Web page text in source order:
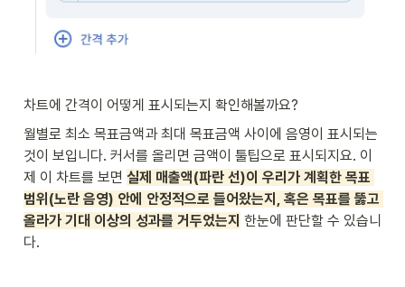
차트에 간격이 어떻게 표시되는지 확인해볼까요?
월별로 최소 목표금액과 최대 목표금액 사이에 음영이 표시되는
것이 보입니다. 커서를 올리면 금액이 툴팁으로 표시되지요. 이
제 이 차트를 보면 실제 매출액(파란 선)이 우리가 계획한 목표
범위(노란 음영) 안에 안정적으로 들어왔는지, 혹은 목표를 뚫고
올라가 기대 이상의 성과를 거두었는지 한눈에 판단할 수 있습니
다.